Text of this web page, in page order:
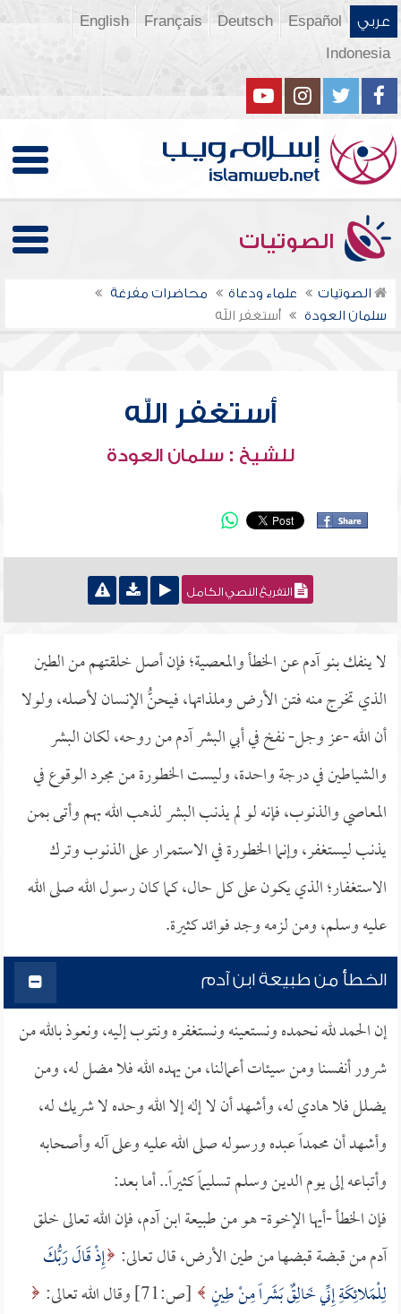
عربي Español
Deutsch
Français
English
Indonesia
الصوتيات
الصوتيات علماء ودعاة
محاضرات مفرغة
سلمان العودة
أستغفر الله
أستغفر الله
للشيخ : سلمان العودة
التفريغ النصي الكامل
لا ينفك بنو آدم عن الخطأ والمعصية؛ فإن أصل خلقتهم من الطين
الذي تخرج منه فتن الأرض وملذاتها، فيحنُّ الإنسان لأصله، ولولا
أن الله -عز وجل- نفخ في أبي البشر آدم من روحه، لكان البشر
والشياطين في درجة واحدة، وليست الخطورة من مجرد الوقوع في
المعاصي والذنوب، فإنه لو لم يذنب البشر لذهب الله بهم وأتى بمن
يذنب ليستغفر، وإنما الخطورة في الاستمرار على الذنوب وترك
الاستغفار؛ الذي يكون على كل حال، كما كان رسول الله صلى الله
عليه وسلم، ومن لزمه وجد فوائد كثيرة.
الخطأ من طبيعة ابن آدم
إن الحمد لله نحمده ونستعينه ونستغفره ونتوب إليه، ونعوذ بالله من
شرور أنفسنا ومن سيئات أعمالنا، من يهده الله فلا مضل له، ومن
يضلل فلا هادي له، وأشهد أن لا إله إلا الله وحده لا شريك له،
وأشهد أن محمداً عبده ورسوله صلى الله عليه وعلى آله وأصحابه
وأتباعه إلى يوم الدين وسلم تسليماً كثيراً.. أما بعد:
فإن الخطأ -أيها الإخوة- هو من طبيعة ابن آدم، فإن الله تعالى خلق
آدم من قبضة قبضها من طين الأرض، قال تعالى: إِذْ قَالَ رَبُّكَ
لِلْمَلائِكَةِ إِنِّي خَالِقٌ بَشَراً مِنْ طِينٍ [ص:71] وقال الله تعالى: